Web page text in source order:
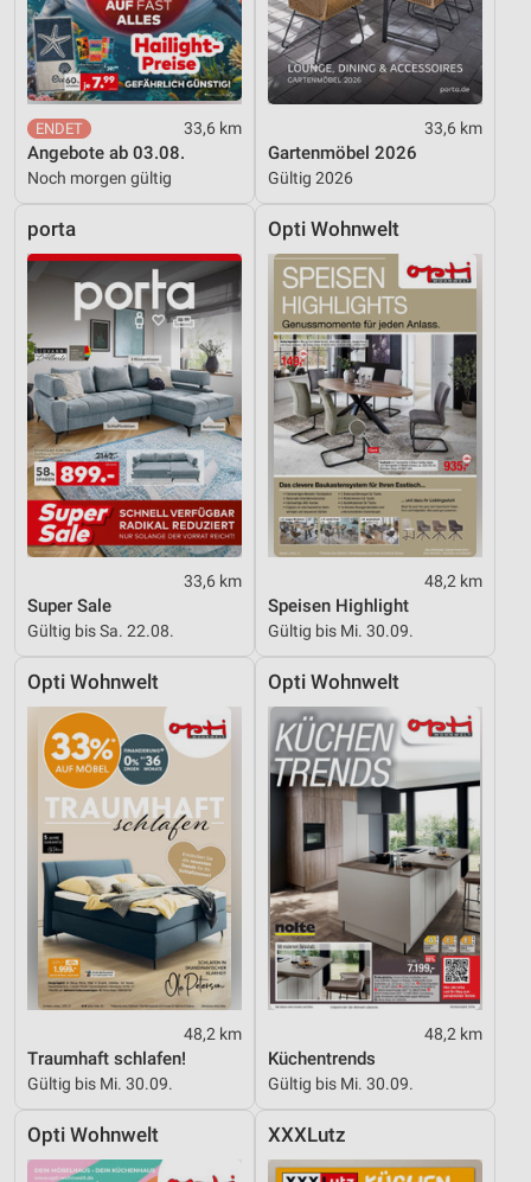
33,6 km
Angebote ab 03.08.
Noch morgen gültig
33,6 km
Gartenmöbel 2026
Gültig 2026
porta
33,6 km
Super Sale
Gültig bis Sa. 22.08.
Opti Wohnwelt
48,2 km
Speisen Highlight
Gültig bis Mi. 30.09.
Opti Wohnwelt
48,2 km
Traumhaft schlafen!
Gültig bis Mi. 30.09.
Opti Wohnwelt
48,2 km
Küchentrends
Gültig bis Mi. 30.09.
Opti Wohnwelt XXXLutz
Verwendung reduzierter Daten zur Auswahl von
Inhalten
IAB-Besonderheiten:
Verwendung genauer Standortdaten
Geräte anhand von aktiv angeforderten
Nicht-IAB-Verarbeitungszwecke:
Notwendig
Performance
Funktional
Werbung